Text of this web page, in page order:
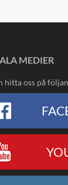
MEDIER
hitta oss på